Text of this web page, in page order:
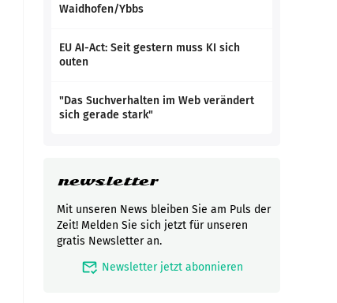
Waidhofen/Ybbs
EU AI-Act: Seit gestern muss KI sich
outen
"Das Suchverhalten im Web verändert
sich gerade stark"
newsletter
Mit unseren News bleiben Sie am Puls der
Zeit! Melden Sie sich jetzt für unseren
gratis Newsletter an.
mark_email_read Newsletter jetzt abonnieren